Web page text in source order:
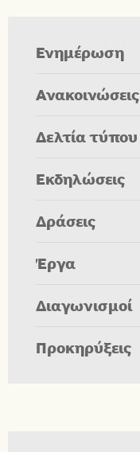
Ενημέρωση
Ανακοινώσεις
Δελτία τύπου
Εκδηλώσεις
Δράσεις
Έργα
Διαγωνισμοί
Προκηρύξεις